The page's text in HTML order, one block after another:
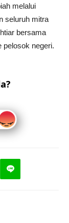
melalui
seluruh mitra
bersama
pelosok negeri.